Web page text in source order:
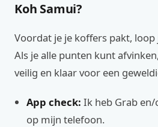
Koh Samui?
Voordat je je koffers pakt, loop
Als je alle punten kunt
veilig en klaar voor een
App check: Ik heb Grab
op mijn telefoon.